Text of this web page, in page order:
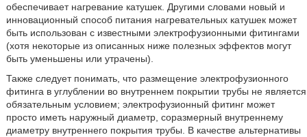
обеспечивает нагревание катушек. Другими словами новый и
инновационный способ питания нагревательных катушек может
быть использован с известными электрофузионными фитингами
(хотя некоторые из описанных ниже полезных эффектов могут
быть уменьшены или утрачены).
Также следует понимать, что размещение электрофузионного
фитинга в углублении во внутреннем покрытии трубы не является
обязательным условием; электрофузионный фитинг может
просто иметь наружный диаметр, соразмерный внутреннему
диаметру внутреннего покрытия трубы. В качестве альтернативы